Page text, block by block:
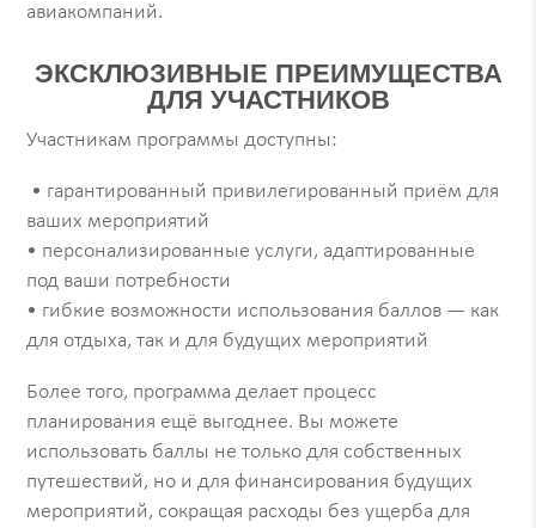
авиакомпаний.
ЭКСКЛЮЗИВНЫЕ ПРЕИМУЩЕСТВА
ДЛЯ УЧАСТНИКОВ
Участникам программы доступны:
• гарантированный привилегированный приём для
ваших мероприятий
• персонализированные услуги, адаптированные
под ваши потребности
• гибкие возможности использования баллов — как
для отдыха, так и для будущих мероприятий
Более того, программа делает процесс
планирования ещё выгоднее. Вы можете
использовать баллы не только для собственных
путешествий, но и для финансирования будущих
мероприятий, сокращая расходы без ущерба для